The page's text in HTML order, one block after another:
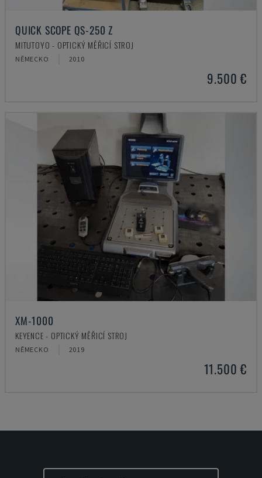
QUICK SCOPE QS-250 Z
MITUTOYO - OPTICKÝ MĚŘICÍ STROJ
NĚMECKO 2010
9.500 €
XM-1000
KEYENCE - OPTICKÝ MĚŘICÍ STROJ
NĚMECKO 2019
11.500 €